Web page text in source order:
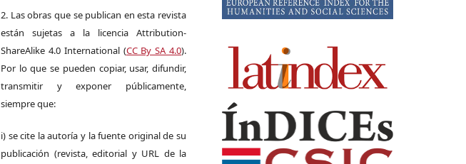
2. Las obras que se publican en esta revista
están sujetas a la licencia Attribution-
ShareAlike 4.0 International (CC By SA 4.0).
Por lo que se pueden copiar, usar, difundir,
transmitir y exponer públicamente,
siempre que:
i) se cite la autoría y la fuente original de su
publicación (revista, editorial y URL de la